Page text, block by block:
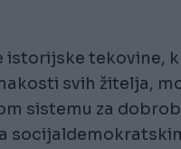
tekovine,
svih žitelja,
sistemu za